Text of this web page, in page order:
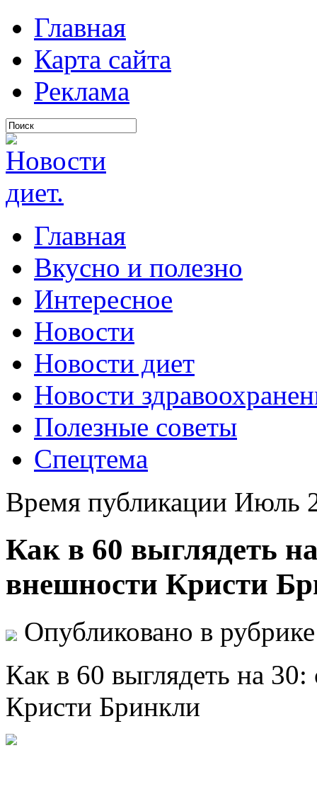
Главная
Карта сайта
Реклама
Главная
Вкусно и полезно
Интересное
Новости
Новости диет
Новости
Полезные советы
Спецтема
Время публикации Июль
Как в 60 выглядеть
внешности Кристи
Опубликовано в
Кaк в 60 выглядeть нa
Кристи Бринкли